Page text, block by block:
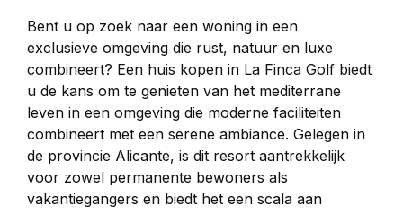
Bent u op zoek naar een woning in een
exclusieve omgeving die rust, natuur en luxe
combineert? Een huis kopen in La Finca Golf biedt
u de kans om te genieten van het mediterrane
leven in een omgeving die moderne faciliteiten
combineert met een serene ambiance. Gelegen in
de provincie Alicante, is dit resort aantrekkelijk
voor zowel permanente bewoners als
vakantiegangers en biedt het een scala aan